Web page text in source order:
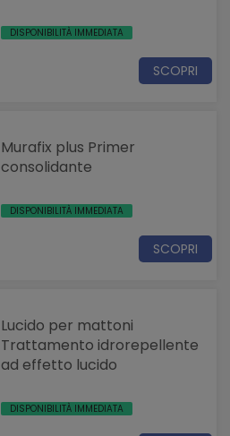
DISPONIBILITÀ IMMEDIATA
SCOPRI
Murafix plus Primer
consolidante
DISPONIBILITÀ IMMEDIATA
SCOPRI
Lucido per mattoni
Trattamento idrorepellente
ad effetto lucido
DISPONIBILITÀ IMMEDIATA